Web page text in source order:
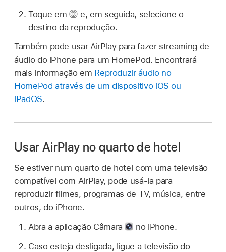
Toque em
e, em seguida, selecione o
destino da reprodução.
Também pode usar AirPlay para fazer streaming de
áudio do iPhone para um HomePod. Encontrará
mais informação em Reproduzir áudio no
HomePod através de um dispositivo iOS ou
iPadOS.
Usar AirPlay no quarto de hotel
Se estiver num quarto de hotel com uma televisão
compatível com AirPlay, pode usá-la para
reproduzir filmes, programas de TV, música, entre
outros, do iPhone.
Abra a aplicação Câmara
no iPhone.
Caso esteja desligada, ligue a televisão do